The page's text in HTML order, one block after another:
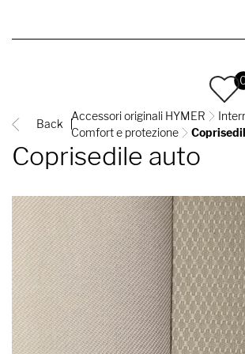
Back
Accessori originali HYMER
Comfort e protezione
Coprisedile auto